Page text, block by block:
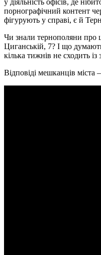
у діяльність офісів, де
порнографічний контент
фігурують у справі, є й
Чи знали тернополяни про
Циганській, 7? І що
кілька тижнів не сходить із
Відповіді мешканців міста